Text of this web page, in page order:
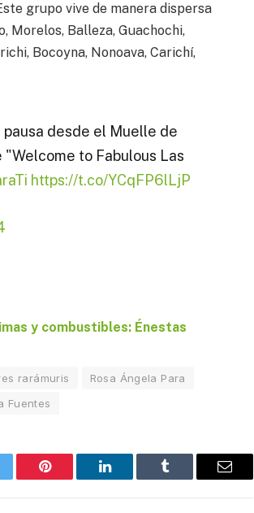
grupo vive de manera dispersa
Morelos, Balleza, Guachochi,
Bocoyna, Nonoava, Carichí,
pausa desde el Muelle de
to Fabulous Las
https://t.co/YCqFP6lLjP
y combustibles: Énestas
rarámuris
Rosa Ángela Para
Fuentes
Pinterest LinkedIn Tumblr Email